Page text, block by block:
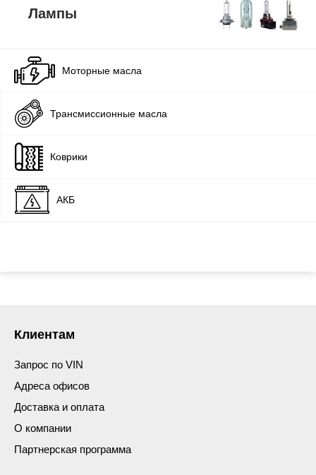
Лампы
Моторные масла
Трансмиссионные масла
Коврики
АКБ
Клиентам
Запрос по VIN
Адреса офисов
Доставка и оплата
О компании
Партнерская программа